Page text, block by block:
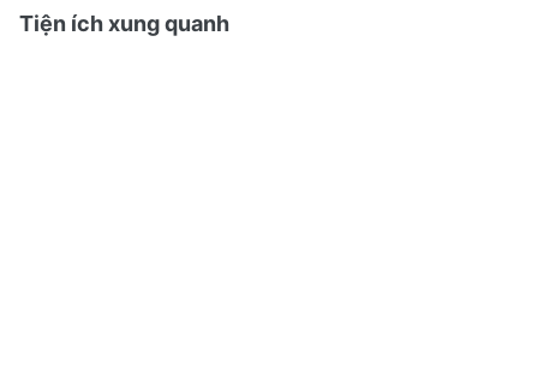
Tiện ích xung quanh